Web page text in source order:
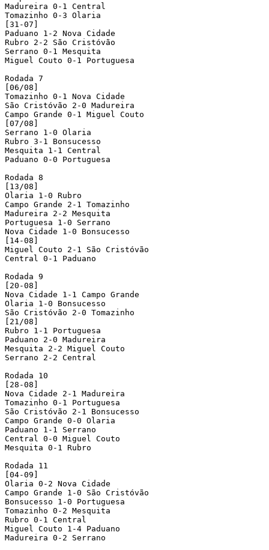
Madureira 0-1 Central
Tomazinho 0-3 Olaria
[31-07]
Paduano 1-2 Nova Cidade
Rubro 2-2 São Cristóvão
Serrano 0-1 Mesquita
Miguel Couto 0-1 Portuguesa
Rodada 7
[06/08]
Tomazinho 0-1 Nova Cidade
São Cristóvão 2-0 Madureira
Campo Grande 0-1 Miguel Couto
[07/08]
Serrano 1-0 Olaria
Rubro 3-1 Bonsucesso
Mesquita 1-1 Central
Paduano 0-0 Portuguesa
Rodada 8
[13/08]
Olaria 1-0 Rubro
Campo Grande 2-1 Tomazinho
Madureira 2-2 Mesquita
Portuguesa 1-0 Serrano
Nova Cidade 1-0 Bonsucesso
[14-08]
Miguel Couto 2-1 São Cristóvão
Central 0-1 Paduano
Rodada 9
[20-08]
Nova Cidade 1-1 Campo Grande
Olaria 1-0 Bonsucesso
São Cristóvão 2-0 Tomazinho
[21/08]
Rubro 1-1 Portuguesa
Paduano 2-0 Madureira
Mesquita 2-2 Miguel Couto
Serrano 2-2 Central
Rodada 10
[28-08]
Nova Cidade 2-1 Madureira
Tomazinho 0-1 Portuguesa
São Cristóvão 2-1 Bonsucesso
Campo Grande 0-0 Olaria
Paduano 1-1 Serrano
Central 0-0 Miguel Couto
Mesquita 0-1 Rubro
Rodada 11
[04-09]
Olaria 0-2 Nova Cidade
Campo Grande 1-0 São Cristóvão
Bonsucesso 1-0 Portuguesa
Tomazinho 0-2 Mesquita
Rubro 0-1 Central
Miguel Couto 1-4 Paduano
Madureira 0-2 Serrano